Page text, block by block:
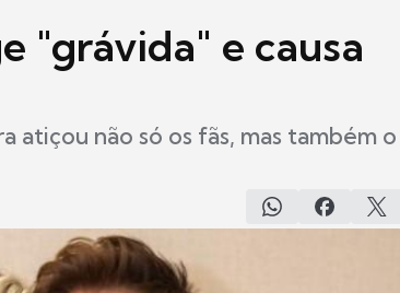
"grávida" e causa
atiçou não só os fãs, mas também o